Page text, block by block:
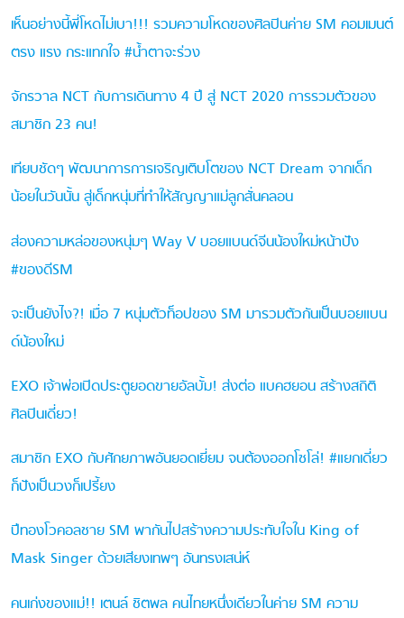
เห็นอย่างนี้พี่โหดไม่เบา!!! รวมความโหดของศิลปินค่าย SM คอมเมนต์
ตรง แรง กระแทกใจ #น้ำตาจะร่วง
จักรวาล NCT กับการเดินทาง 4 ปี สู่ NCT 2020 การรวมตัวของ
สมาชิก 23 คน!
เทียบชัดๆ พัฒนาการการเจริญเติบโตของ NCT Dream จากเด็ก
น้อยในวันนั้น สู่เด็กหนุ่มที่ทำให้สัญญาแม่ลูกสั่นคลอน
ส่องความหล่อของหนุ่มๆ Way V บอยแบนด์จีนน้องใหม่หน้าปัง
#ของดีSM
จะเป็นยังไง?! เมื่อ 7 หนุ่มตัวท็อปของ SM มารวมตัวกันเป็นบอยแบน
ด์น้องใหม่
EXO เจ้าพ่อเปิดประตูยอดขายอัลบั้ม! ส่งต่อ แบคฮยอน สร้างสถิติ
ศิลปินเดี่ยว!
สมาชิก EXO กับศักยภาพอันยอดเยี่ยม จนต้องออกโซโล่! #แยกเดี่ยว
ก็ปังเป็นวงก็เปรี้ยง
ปีทองโวคอลชาย SM พากันไปสร้างความประทับใจใน King of
Mask Singer ด้วยเสียงเทพๆ อันทรงเสน่ห์
คนเก่งของแม่!! เตนล์ ชิตพล คนไทยหนึ่งเดียวในค่าย SM ความ